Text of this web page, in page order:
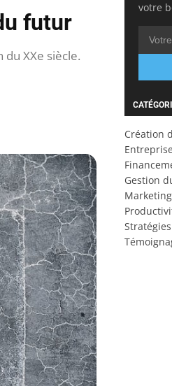
futur
XXe siècle.
votre
Création
Gestion